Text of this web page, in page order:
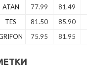
ATAN 77.99 81.49
TES
81.50 85.90
75.95 81.95